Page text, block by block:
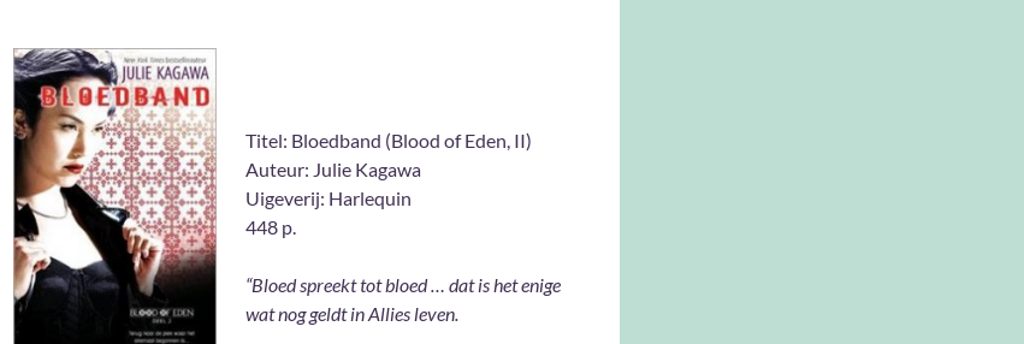
Titel: Bloedband (Blood of Eden, II)
Auteur: Julie Kagawa
Uigeverij: Harlequin
448 p.
“Bloed spreekt tot bloed … dat is het enige
wat nog geldt in Allies leven.